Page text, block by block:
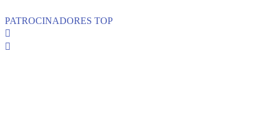
PATROCINADORES TOP